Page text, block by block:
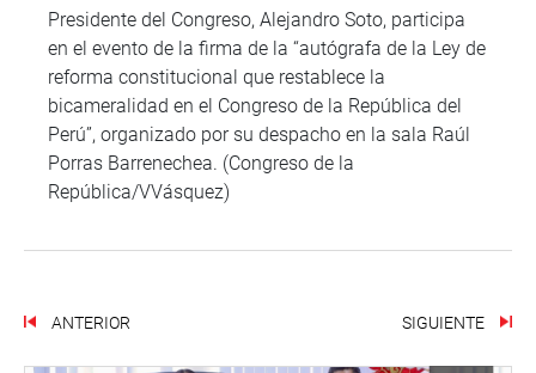
Presidente del Congreso, Alejandro Soto, participa
en el evento de la firma de la “autógrafa de la Ley de
reforma constitucional que restablece la
bicameralidad en el Congreso de la República del
Perú”, organizado por su despacho en la sala Raúl
Porras Barrenechea. (Congreso de la
República/VVásquez)
ANTERIOR SIGUIENTE